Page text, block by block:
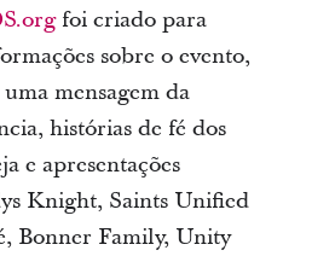
foi criado para
sobre o evento,
mensagem da
histórias de fé dos
e apresentações
Knight, Saints Unified
Bonner Family, Unity